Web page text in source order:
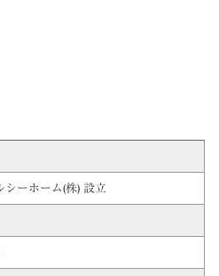
シーホーム(株) 設立